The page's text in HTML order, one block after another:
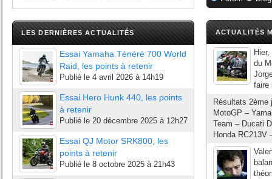
LES DERNIÈRES ACTUALITÉS
Essai Yamaha Ténéré 700 World
Raid, les points à retenir
Publié le 4 avril 2026 à 14h19
Essai Hero Hunk 440, les points
à retenir
Publié le 20 décembre 2025 à 12h27
Essai QJ Motor SRK800, les
points à retenir
Publié le 8 octobre 2025 à 21h43
ACTUALITÉS
du
faire
Résultats 2ème
MotoGP –
Team – Ducati
Honda RC213V